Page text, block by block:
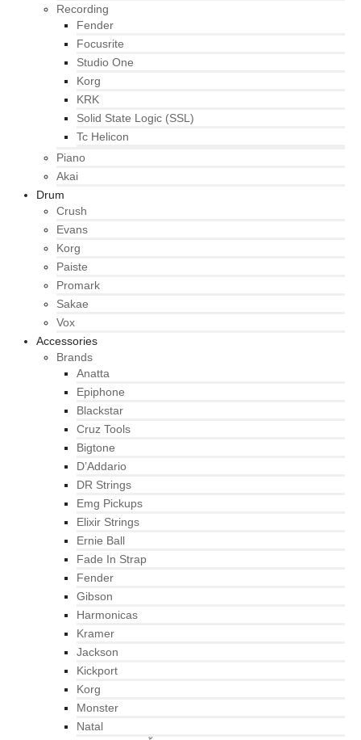
Recording
Fender
Focusrite
Studio One
Korg
KRK
Solid State Logic (SSL)
Tc Helicon
Piano
Akai
Drum
Crush
Evans
Korg
Paiste
Promark
Sakae
Vox
Accessories
Brands
Anatta
Epiphone
Blackstar
Cruz Tools
Bigtone
D’Addario
DR Strings
Emg Pickups
Elixir Strings
Ernie Ball
Fade In Strap
Fender
Gibson
Harmonicas
Kramer
Jackson
Kickport
Korg
Monster
Natal